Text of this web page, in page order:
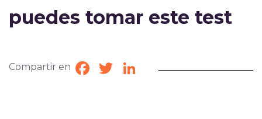
puedes tomar este test
Compartir en Facebook
TwitterLinkedIn